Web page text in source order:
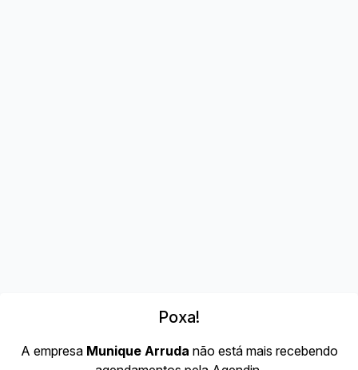
Poxa!
A empresa Munique Arruda não está mais recebendo